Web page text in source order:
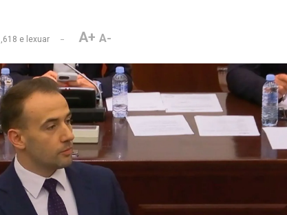
e lexuar A+ A-